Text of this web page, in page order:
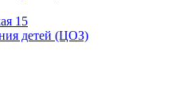
15
детей (ЦОЗ)